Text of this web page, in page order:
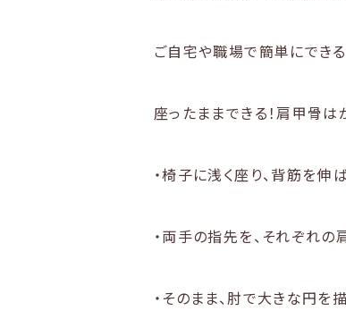
ご自宅や職場で簡単にでき
座ったままできる！肩甲骨は
・椅子に浅く座り、背筋を伸ば
・両手の指先を、それぞれの
・そのまま、肘で大きな円を